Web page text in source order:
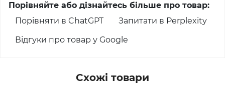
Порівняйте або дізнайтесь більше про товар:
Порівняти в ChatGPT
Запитати в Perplexity
Відгуки про товар у Google
Схожі товари